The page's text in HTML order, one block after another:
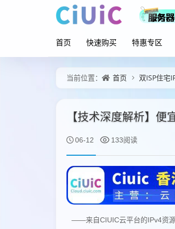
首页 快速购买 特惠专区
当前位置： 首页 双ISP住宅
【技术深度解析】
06-12 133阅读
——来自CIUIC云平台的IPv4资